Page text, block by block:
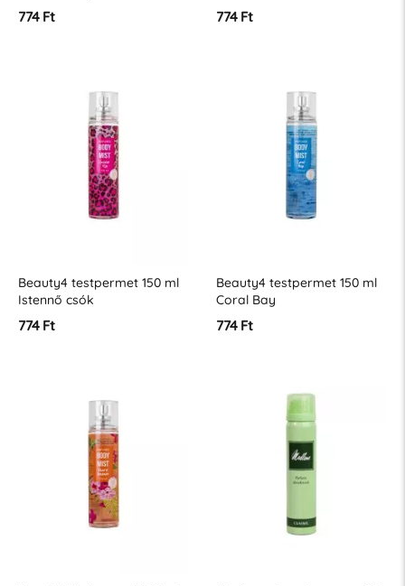
774 Ft 774 Ft
Beauty4 testpermet 150 ml
Istennő csók
774 Ft
Beauty4 testpermet 150 ml
Coral Bay
774 Ft